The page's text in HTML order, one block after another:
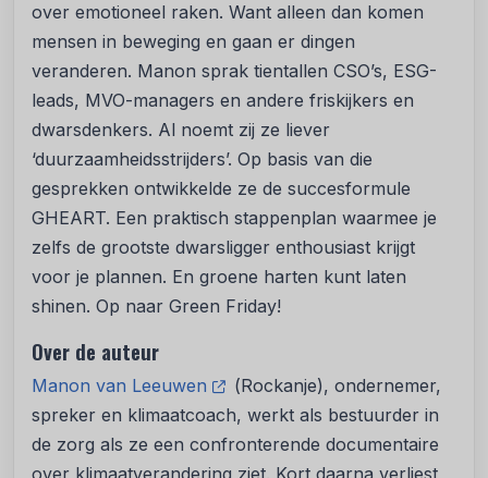
over emotioneel raken. Want alleen dan komen
mensen in beweging en gaan er dingen
veranderen. Manon sprak tientallen CSO’s, ESG-
leads, MVO-managers en andere friskijkers en
dwarsdenkers. Al noemt zij ze liever
‘duurzaamheidsstrijders’. Op basis van die
gesprekken ontwikkelde ze de succesformule
GHEART. Een praktisch stappenplan waarmee je
zelfs de grootste dwarsligger enthousiast krijgt
voor je plannen. En groene harten kunt laten
shinen. Op naar Green Friday!
Over de auteur
Manon van Leeuwen
(Rockanje), ondernemer,
spreker en klimaatcoach, werkt als bestuurder in
de zorg als ze een confronterende documentaire